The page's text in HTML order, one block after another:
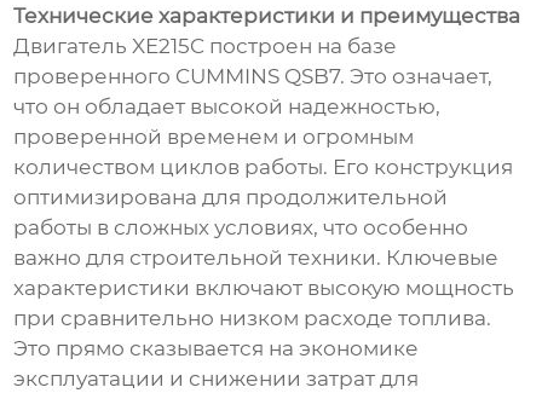
Технические характеристики и преимущества
Двигатель XE215C построен на базе
проверенного CUMMINS QSB7. Это означает,
что он обладает высокой надежностью,
проверенной временем и огромным
количеством циклов работы. Его конструкция
оптимизирована для продолжительной
работы в сложных условиях, что особенно
важно для строительной техники. Ключевые
характеристики включают высокую мощность
при сравнительно низком расходе топлива.
Это прямо сказывается на экономике
эксплуатации и снижении затрат для